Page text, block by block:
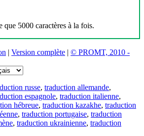
que 5000 caractères à la fois.
| Version complète | © PROMT, 2010 -
russe, traduction allemande,
espagnole, traduction italienne,
hébreue, traduction kazakhe, traduction
, traduction portugaise, traduction
, traduction ukrainienne, traduction